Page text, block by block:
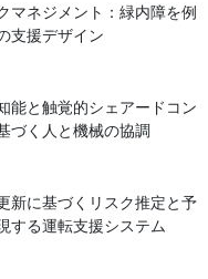
マネジメント：緑内障を例
支援デザイン
能と触覚的シェアードコン
づく人と機械の協調
新に基づくリスク推定と予
する運転支援システム